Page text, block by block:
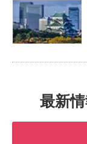
最新